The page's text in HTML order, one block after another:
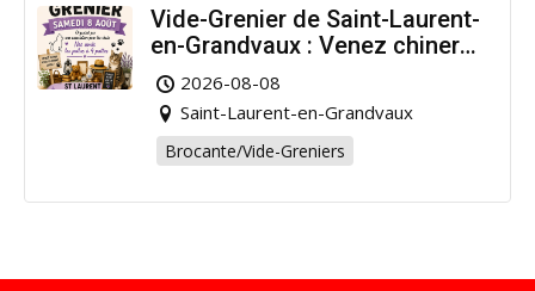
Vide-Grenier de Saint-Laurent-
en-Grandvaux : Venez chiner
pour la bonne cause !
2026-08-08
Saint-Laurent-en-Grandvaux
Brocante/Vide-Greniers